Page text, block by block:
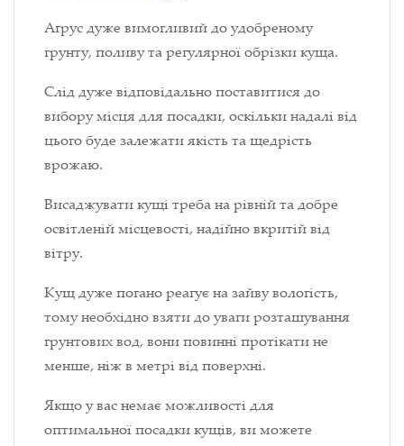
Аґрус дуже вимогливий до удобреному
грунту, поливу та регулярної обрізки куща.
Слід дуже відповідально поставитися до
вибору місця для посадки, оскільки надалі від
цього буде залежати якість та щедрість
врожаю.
Висаджувати кущі треба на рівній та добре
освітленій місцевості, надійно вкритій від
вітру.
Кущ дуже погано реагує на зайву вологість,
тому необхідно взяти до уваги розташування
грунтових вод, вони повинні протікати не
менше, ніж в метрі від поверхні.
Якщо у вас немає можливості для
оптимальної посадки кущів, ви можете